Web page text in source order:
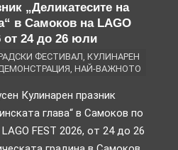
„Деликатесите на
в Самоков на LAGO
от 24 до 26 юли
ФЕСТИВАЛ, КУЛИНАРЕН
, НАЙ-ВАЖНОТО
Кулинарен празник
глава“ в Самоков по
FEST 2026, от 24 до 26